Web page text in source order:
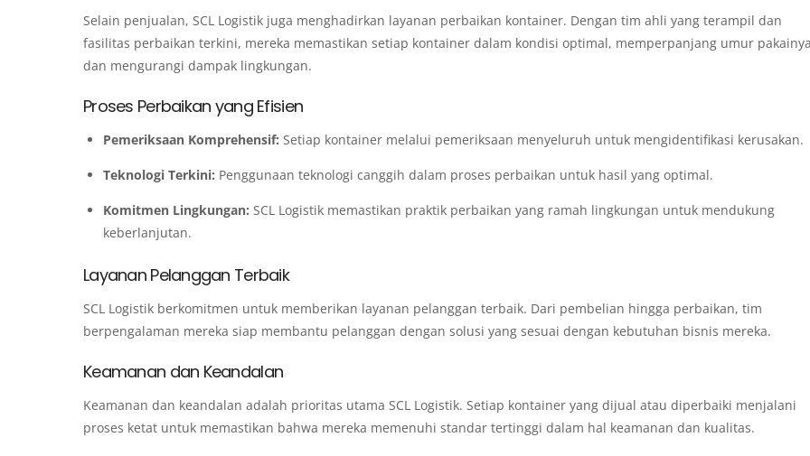
Selain penjualan, SCL Logistik juga menghadirkan layanan perbaikan kontainer. Dengan tim ahli yang terampil dan
fasilitas perbaikan terkini, mereka memastikan setiap kontainer dalam kondisi optimal, memperpanjang umur pakainya
dan mengurangi dampak lingkungan.
Proses Perbaikan yang Efisien
Pemeriksaan Komprehensif: Setiap kontainer melalui pemeriksaan menyeluruh untuk mengidentifikasi kerusakan.
Teknologi Terkini: Penggunaan teknologi canggih dalam proses perbaikan untuk hasil yang optimal.
Komitmen Lingkungan: SCL Logistik memastikan praktik perbaikan yang ramah lingkungan untuk mendukung
keberlanjutan.
Layanan Pelanggan Terbaik
SCL Logistik berkomitmen untuk memberikan layanan pelanggan terbaik. Dari pembelian hingga perbaikan, tim
berpengalaman mereka siap membantu pelanggan dengan solusi yang sesuai dengan kebutuhan bisnis mereka.
Keamanan dan Keandalan
Keamanan dan keandalan adalah prioritas utama SCL Logistik. Setiap kontainer yang dijual atau diperbaiki menjalani
proses ketat untuk memastikan bahwa mereka memenuhi standar tertinggi dalam hal keamanan dan kualitas.